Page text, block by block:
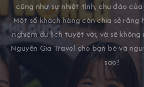
cũng như sự nhiệt tình, chu đáo
Một số khách hàng còn chia sẻ
nghiệm du lịch tuyệt vời, và sẽ
Nguyễn Gia Travel cho bạn bè và
sao?